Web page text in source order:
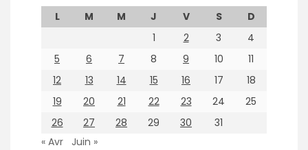
L M M J V S
D
1
2 3
4
5
6 7 8 9 10
11
12
13 14 15 16 17
18
19
20 21 22 23 24
25
26
27 28 29 30
31
« Avr
Juin »